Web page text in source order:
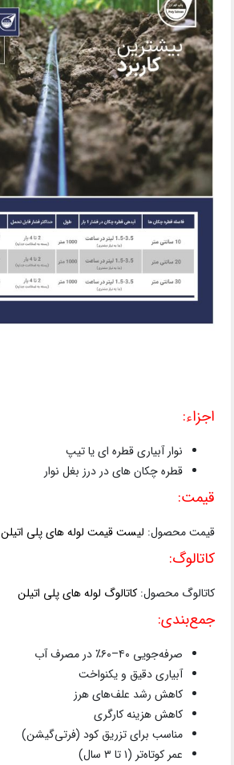
اجزاء:
نوار آبیاری قطره ای یا تیپ
قطره چکان های در درز بغل نوار
قیمت:
قیمت محصول: لیست قیمت لوله های پلی اتیلن
کاتالوگ:
کاتالوگ محصول:کاتالوگ لوله های پلی اتیلن
جمع‌بندی:
صرفه‌جویی ۴۰–۶۰٪ در مصرف آب
آبیاری دقیق و یکنواخت
کاهش رشد علف‌های هرز
کاهش هزینه کارگری
مناسب برای تزریق کود (فرتی‌گیشن)
عمر کوتاه‌تر (۱ تا ۳ سال)